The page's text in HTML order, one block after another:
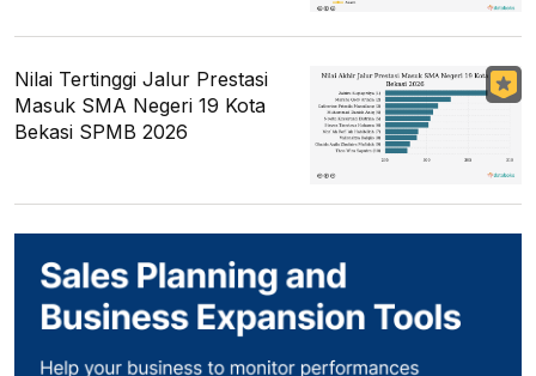
Nilai Tertinggi Jalur Prestasi
Masuk SMA Negeri 19 Kota
Bekasi SPMB 2026